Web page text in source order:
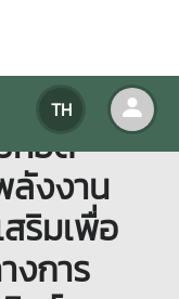
TH
รรม ร่วม
ทอด
ลังงาน
ริมเพื่อ
การ